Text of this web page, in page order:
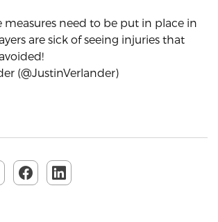
measures need to be put in place in
are sick of seeing injuries that
(@JustinVerlander)